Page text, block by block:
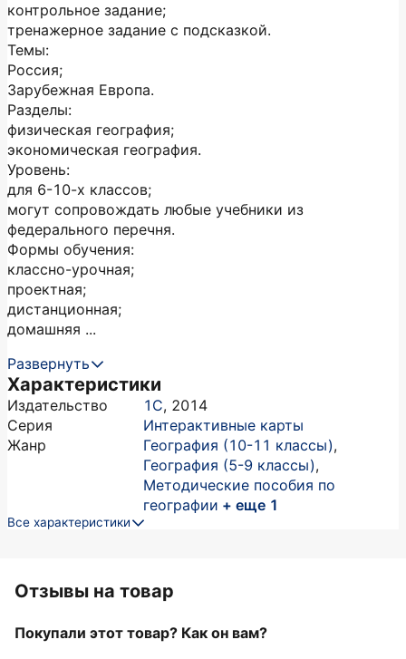
контрольное задание;
тренажерное задание с подсказкой.
Темы:
Россия;
Зарубежная Европа.
Разделы:
физическая география;
экономическая география.
Уровень:
для 6-10-х классов;
могут сопровождать любые учебники из
федерального перечня.
Формы обучения:
классно-урочная;
проектная;
дистанционная;
домашняя ...
Развернуть
Характеристики
Издательство 1С, 2014
Серия
Интерактивные карты
Жанр
География (10-11 классы),
География (5-9 классы),
Методические пособия по
географии + еще 1
Все характеристики
Отзывы на товар
Покупали этот товар? Как он вам?